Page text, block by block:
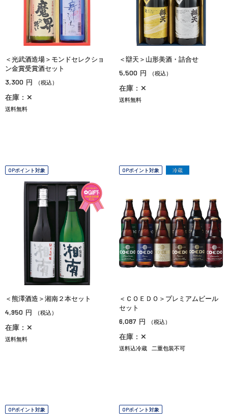
＜光武酒造場＞モンドセレクショ
ン金賞受賞酒セット
3,300 円 （税込）
在庫：✕
送料無料
＜辯天＞山形美酒・詰合せ
5,500 円 （税込）
在庫：✕
送料無料
OPポイント対象
＜熊澤酒造＞湘南２本セット
4,950 円 （税込）
在庫：✕
送料無料
OPポイント対象 冷蔵
＜ＣＯＥＤＯ＞プレミアムビール
セット
6,087 円 （税込）
在庫：✕
送料込冷蔵 二重包装不可
OPポイント対象 OPポイント対象